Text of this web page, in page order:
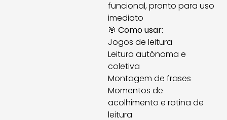
funcional, pronto para uso
imediato
🎯 Como usar:
Jogos de leitura
Leitura autônoma e
coletiva
Montagem de frases
Momentos de
acolhimento e rotina de
leitura